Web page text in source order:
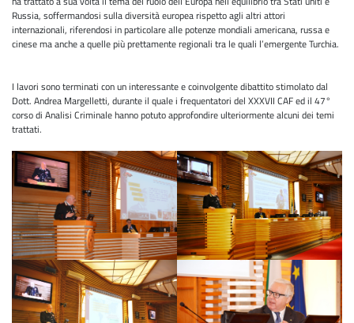
Russia, soffermandosi sulla diversità europea rispetto agli altri attori
internazionali, riferendosi in particolare alle potenze mondiali americana, russa e
cinese ma anche a quelle più prettamente regionali tra le quali l’emergente Turchia.
I lavori sono terminati con un interessante e coinvolgente dibattito stimolato dal
Dott. Andrea Margelletti, durante il quale i frequentatori del XXXVII CAF ed il 47°
corso di Analisi Criminale hanno potuto approfondire ulteriormente alcuni dei temi
trattati.